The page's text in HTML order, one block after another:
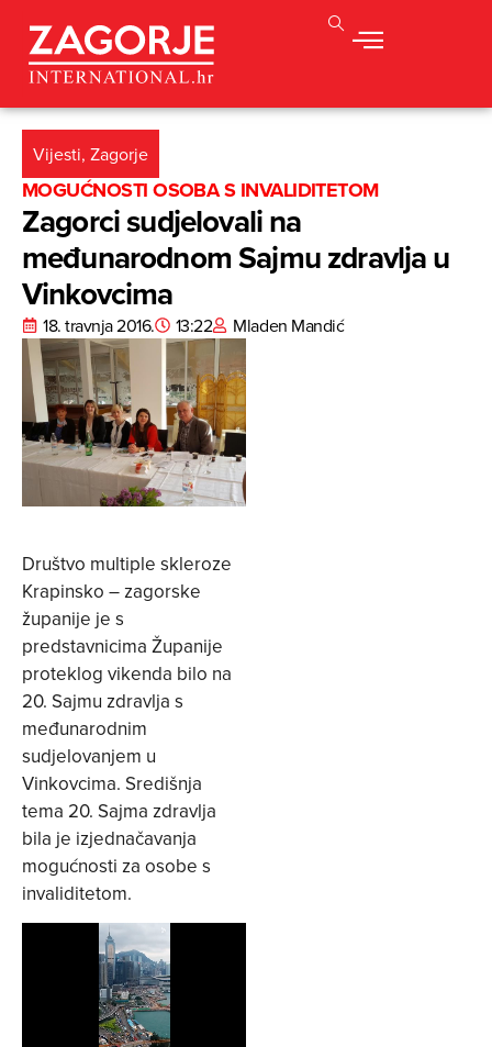
Vijesti, Zagorje
MOGUĆNOSTI OSOBA S INVALIDITETOM
Zagorci sudjelovali na
međunarodnom Sajmu zdravlja u
Vinkovcima
18. travnja 2016. 13:22 Mladen Mandić
Društvo multiple skleroze
Krapinsko – zagorske
županije je s
predstavnicima Županije
proteklog vikenda bilo na
20. Sajmu zdravlja s
međunarodnim
sudjelovanjem u
Vinkovcima. Središnja
tema 20. Sajma zdravlja
bila je izjednačavanja
mogućnosti za osobe s
invaliditetom.